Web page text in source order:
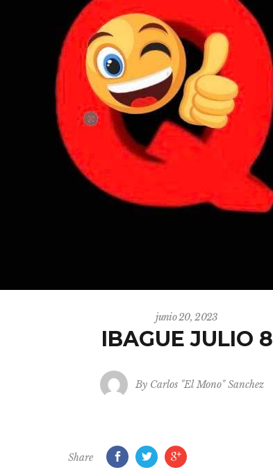
junio 20, 2023
IBAGUE JULIO 8
By Carlos "El Mono" Sanchez
Share